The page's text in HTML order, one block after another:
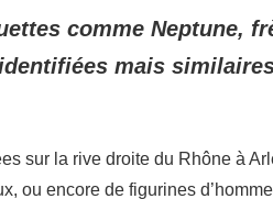
comme Neptune,
mais
sur la rive droite du Rhône à
ou encore de figurines